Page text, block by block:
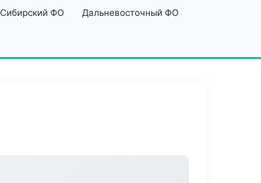
Сибирский ФО Дальневосточный ФО